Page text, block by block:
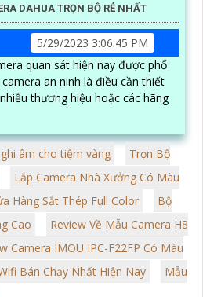
DAHUA TRỌN BỘ RẺ NHẤT
5/29/2023 3:06:45 PM
quan sát hiện nay được phổ
an ninh là điều cần thiết
âm cho tiệm vàng
Trọn Bộ
Lắp Camera Nhà Xưởng Có Màu
Hàng Sắt Thép Full Color
Bộ
Cao
Review Về Mẫu Camera H8
Camera IMOU IPC-F22FP Có Màu
Bán Chạy Nhất Hiện Nay
Mẫu